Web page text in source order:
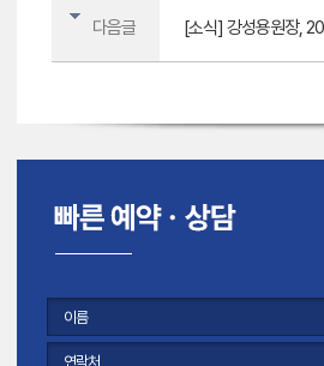
다음글